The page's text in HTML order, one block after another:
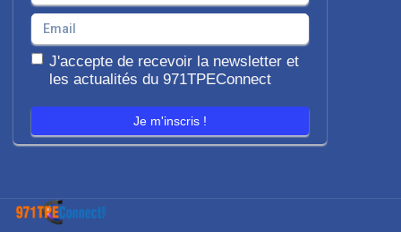
J'accepte de recevoir la newsletter et
les actualités du 971TPEConnect
Je m'inscris !